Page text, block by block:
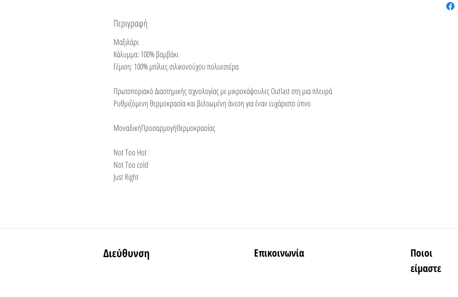
Περιγραφή
Μαξιλάρι
Κάλυμμα: 100% βαμβάκι
Γέμιση: 100% μπίλιες σιλικονούχου πολυεστέρα
Πρωτοποριακό Διαστημικής τεχνολογίας με μικροκάψουλες Outlast στη μια πλευρά
Ρυθμιζόμενη θερμοκρασία και βελτιωμένη άνεση για έναν ευχάριστο ύπνο
ΜοναδικήΠροσαρμογήΘερμοκρασίας
Not Too Hot
Not Too cold
Just Right
Διεύθυνση Επικοινωνία
Ποιοι
είμαστε